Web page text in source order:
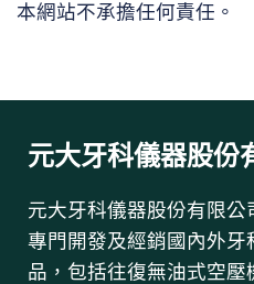
本網站不承擔任何責任。
元大牙科儀器股份
元大牙科儀器股份有限公
專門開發及經銷國內外牙
品，包括往復無油式空